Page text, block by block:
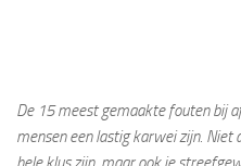
De 15 meest gemaakte fouten bij
mensen een lastig karwei zijn. Niet